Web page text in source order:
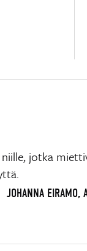
jotka
JOHANNA EIRAMO,